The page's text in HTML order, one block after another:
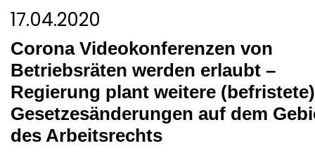
17.04.2020
Corona Videokonferenzen von
Betriebsräten werden erlaubt –
Regierung plant weitere (befristete)
Gesetzesänderungen auf dem
des Arbeitsrechts